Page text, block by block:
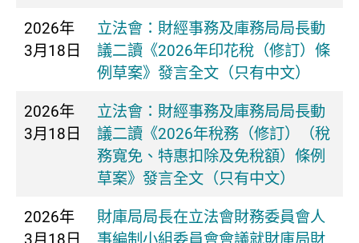
2026年
3月18日
立法會：財經事務及庫務局局長動
議二讀《2026年印花稅（修訂）條
例草案》發言全文（只有中文）
2026年
3月18日
立法會：財經事務及庫務局局長動
議二讀《2026年稅務（修訂）（稅
務寬免、特惠扣除及免稅額）條例
草案》發言全文（只有中文）
2026年
3月18日
財庫局局長在立法會財務委員會人
事編制小組委員會會議就財庫局財